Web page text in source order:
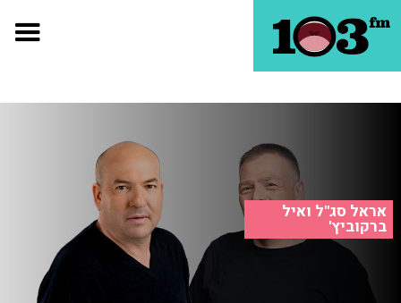
אראל סג"ל ואיל
ברקוביץ'